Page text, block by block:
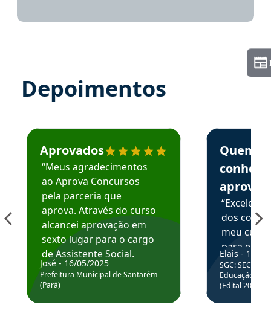
Depoimentos
Estudante José recomenda o Aprova Concursos em
Aprovados
“Meus agradecimentos
ao Aprova Concursos
pela parceria que
aprova. Através do curso
alcancei aprovação em
sexto lugar para o cargo
de Assistente Social.
Hoje estou atuando na
Prefeitura de Santarém.
José - 16/05/2025
Prefeitura Municipal de Santarém
(Pará)
Estudante
Quem
aprova
dos
meu
para
colocar
através
de
Elais - 15/
SGC: SEC BA
Educação
(Edital